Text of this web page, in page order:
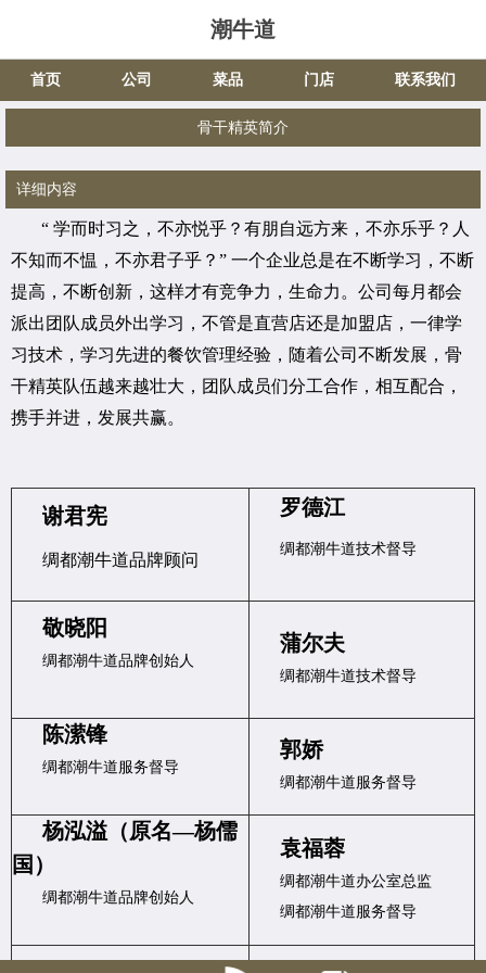
潮牛道
首页 公司 菜品 门店 联系我们
骨干精英简介
详细内容
“ 学而时习之，不亦悦乎？有朋自远方来，不亦乐乎？人
不知而不愠，不亦君子乎？” 一个企业总是在不断学习，不断
提高，不断创新，这样才有竞争力，生命力。公司每月都会
派出团队成员外出学习，不管是直营店还是加盟店，一律学
习技术，学习先进的餐饮管理经验，随着公司不断发展，骨
干精英队伍越来越壮大，团队成员们分工合作，相互配合，
携手并进，发展共赢。
谢君宪
绸都潮牛道品牌顾问
罗德江
绸都潮牛道技术督导
敬晓阳
绸都潮牛道品牌创始人
蒲尔夫
绸都潮牛道技术督导
陈潆锋
绸都潮牛道服务督导
郭娇
绸都潮牛道服务督导
杨泓溢（原名—杨儒
国 ）
绸都潮牛道品牌创始人
袁福蓉
绸都潮牛道办公室总监
绸都潮牛道服务督导